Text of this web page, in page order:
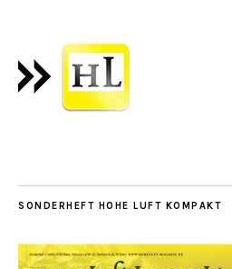
SONDERHEFT HOHE LUFT KOMPAKT